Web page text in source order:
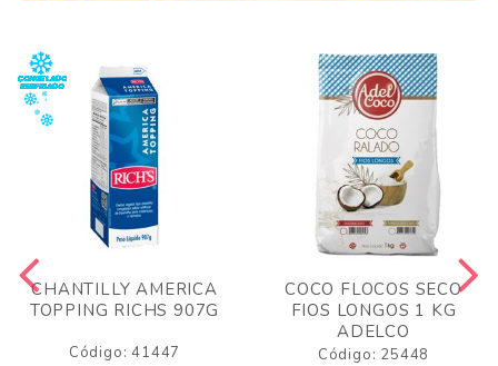
CHANTILLY AMERICA
TOPPING RICHS 907G
Código: 41447
COCO FLOCOS SECO
FIOS LONGOS 1 KG
ADELCO
Código: 25448